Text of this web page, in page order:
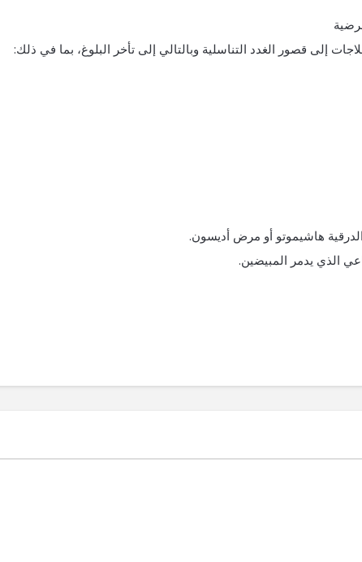
إلى قصور الغدد التناسلية وبالتالي إلى تأخر البلوغ، بما في ذلك:
الدرقية هاشيموتو أو مرض أديسون.
الذي يدمر المبيضين.